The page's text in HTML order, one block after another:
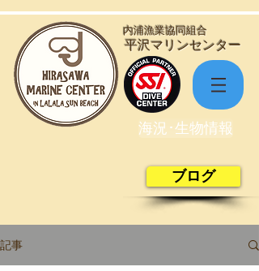
​平沢マリンセンター
​内浦漁業協同組合
海況･生物情報
ブログ
記事